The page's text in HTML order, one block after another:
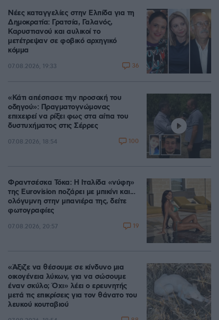
Νέες καταγγελίες στην Ελπίδα για τη
Δημοκρατία: Γρατσία, Γαλανός,
Καρυστιανού και αυλικοί το
μετέτρεψαν σε φοβικό αρχηγικό
κόμμα
07.08.2026, 19:33 36
«Κάτι απέσπασε την προσοχή του
οδηγού»: Πραγματογνώμονας
επιχειρεί να ρίξει φως στα αίτια του
δυστυχήματος στις Σέρρες
07.08.2026, 18:54 100
Φραντσέσκα Τόκα: Η Ιταλίδα «νύφη»
της Eurovision ποζάρει με μπικίνι και...
ολόγυμνη στην μπανιέρα της, δείτε
φωτογραφίες
07.08.2026, 20:57 19
«Άξιζε να θέσουμε σε κίνδυνο μια
οικογένεια λύκων, για να σώσουμε
έναν σκύλο; Όχι» λέει ο ερευνητής
μετά τις επικρίσεις για τον θάνατο του
λευκού κουταβιού